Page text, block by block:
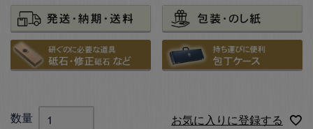
お気に入りに登録する